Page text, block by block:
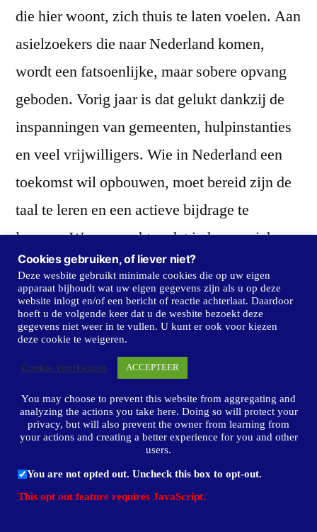
die hier woont, zich thuis te laten voelen. Aan
asielzoekers die naar Nederland komen,
wordt een fatsoenlijke, maar sobere opvang
geboden. Vorig jaar is dat gelukt dankzij de
inspanningen van gemeenten, hulpinstanties
en veel vrijwilligers. Wie in Nederland een
toekomst wil opbouwen, moet bereid zijn de
taal te leren en een actieve bijdrage te
leveren. We verwachten dat iedereen zich
bewust en positief verbindt aan ons land en
onze manier van leven. De verplichte
participatieverklaring treedt in 2017 in
werking. Participatie en integratie worden
onder meer bevorderd door asielzoekers in de
gelegenheid te stellen vrijwilligerswerk te
doen.
Het past bij het karakter van Nederland dat in
Cookies gebruiken, of liever niet?
Deze wesbite gebruikt minimale cookies die op uw eigen
apparaat bijhoudt wat uw eigen gegevens zijn als u op deze
website inlogt en/of een bericht of reactie achterlaat. Daardoor
hoeft u de volgende keer dat u de wesbite bezoekt deze
gegevens niet weer in te vullen. U kunt er ook voor kiezen
deze cookie te weigeren.
Cookie voorkeuren ACCEPTEER
You may choose to prevent this website from aggregating and
analyzing the actions you take here. Doing so will protect your
privacy, but will also prevent the owner from learning from
your actions and creating a better experience for you and other
users.
You are not opted out. Uncheck this box to opt-out.
This opt out feature requires JavaScript.